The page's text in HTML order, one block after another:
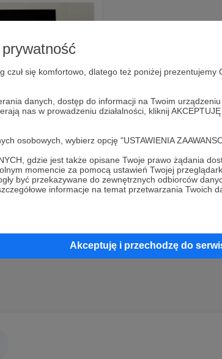
się komfortowo, dlatego też poniżej prezentujemy
danych, dostęp do informacji na Twoim
nas w prowadzeniu działalności, kliknij
osobowych, wybierz opcję "USTAWIENIA
gdzie jest także opisane Twoje prawo żądania
momencie za pomocą ustawień Twojej
być przekazywane do zewnętrznych odbiorców
informacje na temat przetwarzania Twoich
Akceptuję i przechodzę do
Zenko
czyli spotkanie z
się